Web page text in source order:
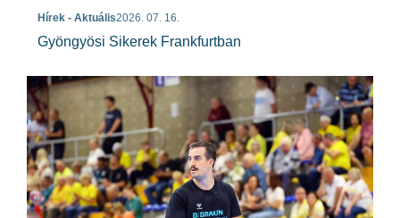
Hírek - Aktuális2026. 07. 16.
Gyöngyösi Sikerek Frankfurtban